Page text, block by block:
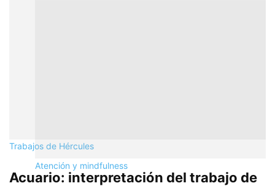
Atención y mindfulness
Trabajos de Hércules
Acuario: interpretación del trabajo de